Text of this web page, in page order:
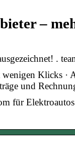
–
.
Klicks ·
und
für